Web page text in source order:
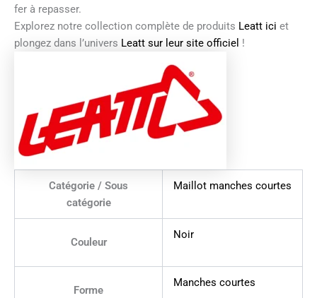
fer à repasser.
Explorez notre collection complète de produits Leatt ici et
plongez dans l’univers Leatt sur leur site officiel !
Catégorie / Sous
catégorie
Maillot manches courtes
Couleur
Noir
Forme
Manches courtes